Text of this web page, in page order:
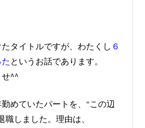
タイトルですが、わたくし ６
というお話であります。
せ^^
めていたパートを、“この辺
しました。理由は、